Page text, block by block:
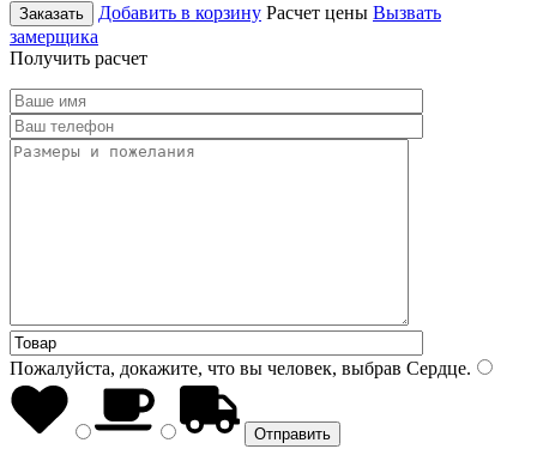
Заказать Добавить в корзину Расчет цены Вызвать
замерщика
Получить расчет
Пожалуйста, докажите, что вы человек, выбрав Сердце.